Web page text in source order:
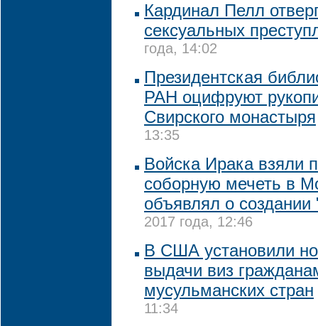
Кардинал Пелл
сексуальных
года, 14:02
Президентская
РАН оцифруют
Свирского монастыря
13:35
Войска Ирака взяли
соборную мечеть в
объявлял о
2017 года, 12:46
В США установили
выдачи виз
мусульманских стран
11:34